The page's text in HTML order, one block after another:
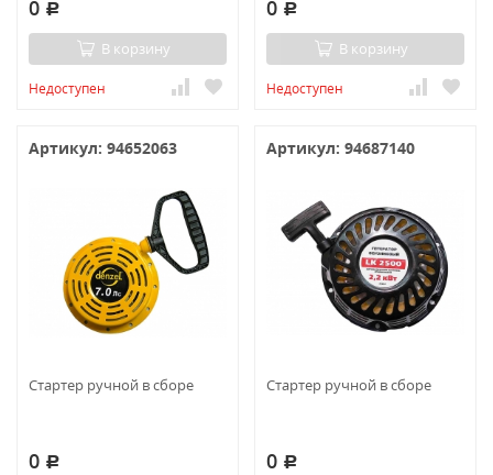
0 Р
В корзину
Недоступен
0 Р
В корзину
Недоступен
Артикул: 94652063
Стартер ручной в сборе
0 Р
Артикул: 94687140
Стартер ручной в сборе
0 Р